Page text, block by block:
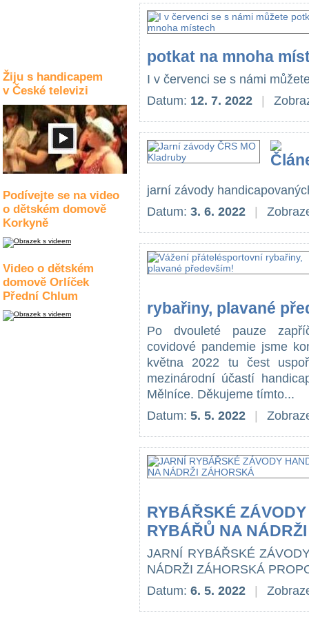
Žiju s handicapem
v České televizi
Podívejte se na video
o dětském domově
Korkyně
Video o dětském
domově Orlíček
Přední Chlum
potkat na mnoha
I v červenci se s námi
Datum: 12. 7. 2022
jarní závody
Datum: 3. 6. 2022
rybařiny, plavané
Po dvouleté pauze
covidové pandemie jsme
května 2022 tu čest
mezinárodní účastí
Mělníce. Děkujeme tímto...
Datum: 5. 5. 2022
RYBÁŘSKÉ
RYBÁŘŮ NA
JARNÍ RYBÁŘSKÉ
NÁDRŽI ZÁHORSKÁ
Datum: 6. 5. 2022